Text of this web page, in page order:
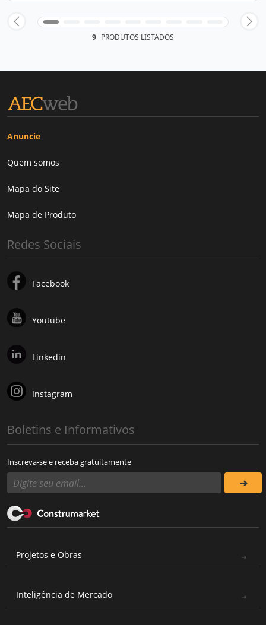
9 PRODUTOS LISTADOS
Anuncie
Quem somos
Mapa do Site
Mapa de Produto
Redes Sociais
Facebook
Youtube
Linkedin
Instagram
Boletins e Informativos
Inscreva-se e receba gratuitamente
Projetos e Obras
Inteligência de Mercado